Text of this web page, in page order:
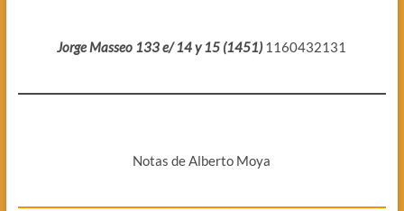
Jorge Masseo 133 e/ 14 y 15 (1451) 1160432131
Notas de Alberto Moya